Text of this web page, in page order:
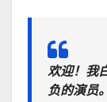
欢迎！我
负的演员